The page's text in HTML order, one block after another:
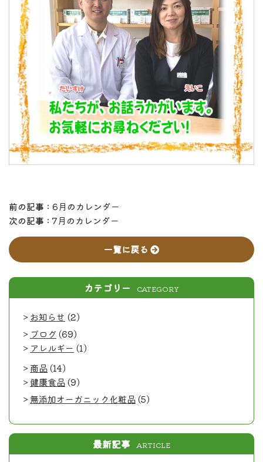
前の記事 : 6月のカレンダー
次の記事 : 7月のカレンダー
一覧に戻る
カテゴリー CATEGORY
お知らせ (2)
ブログ(69)
アレルギー (1)
商品(14)
健康食品(9)
無添加オーガニック化粧品(5)
最新記事 ARTICLE